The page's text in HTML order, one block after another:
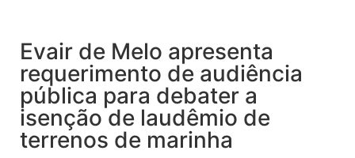
Evair de Melo apresenta
requerimento de audiência
pública para debater a
isenção de laudêmio de
terrenos de marinha